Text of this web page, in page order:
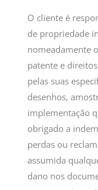
O cliente é
de propriedade
nomeadamente
patente e
pelas suas
desenhos,
implementação
obrigado a
perdas ou
assumida
dano nos